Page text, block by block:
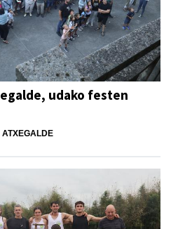
udako festen
ATXEGALDE